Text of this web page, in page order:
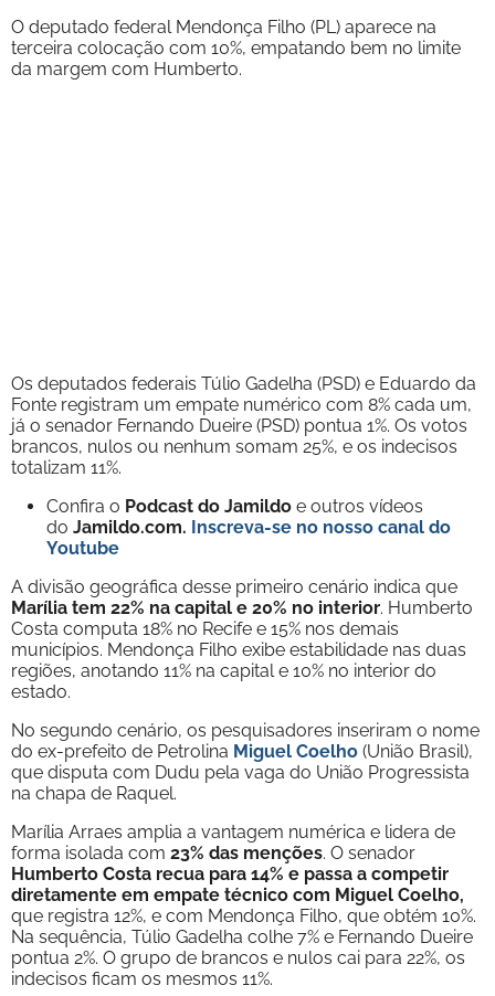
O deputado federal Mendonça Filho (PL) aparece na
terceira colocação com 10%, empatando bem no limite
da margem com Humberto.
Os deputados federais Túlio Gadelha (PSD) e Eduardo da
Fonte registram um empate numérico com 8% cada um,
já o senador Fernando Dueire (PSD) pontua 1%. Os votos
brancos, nulos ou nenhum somam 25%, e os indecisos
totalizam 11%.
Confira o Podcast do Jamildo e outros vídeos
do Jamildo.com. Inscreva-se no nosso canal do
Youtube
A divisão geográfica desse primeiro cenário indica que
Marília tem 22% na capital e 20% no interior. Humberto
Costa computa 18% no Recife e 15% nos demais
municípios. Mendonça Filho exibe estabilidade nas duas
regiões, anotando 11% na capital e 10% no interior do
estado.
No segundo cenário, os pesquisadores inseriram o nome
do ex-prefeito de Petrolina Miguel Coelho (União Brasil),
que disputa com Dudu pela vaga do União Progressista
na chapa de Raquel.
Marília Arraes amplia a vantagem numérica e lidera de
forma isolada com 23% das menções. O senador
Humberto Costa recua para 14% e passa a competir
diretamente em empate técnico com Miguel Coelho,
que registra 12%, e com Mendonça Filho, que obtém 10%.
Na sequência, Túlio Gadelha colhe 7% e Fernando Dueire
pontua 2%. O grupo de brancos e nulos cai para 22%, os
indecisos ficam os mesmos 11%.